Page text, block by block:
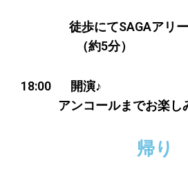
徒歩にてSAGAアリー
（約5分）
18:00 開演♪
アンコールまでお楽し
帰り